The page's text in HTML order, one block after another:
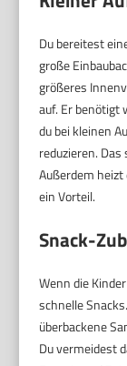
Du bereitest
große
größeres
auf. Er benötigt
du bei kleinen
reduzieren.
Außerdem
ein Vorteil.
Snack-
Wenn die
schnelle
überbackene
Du vermeidest